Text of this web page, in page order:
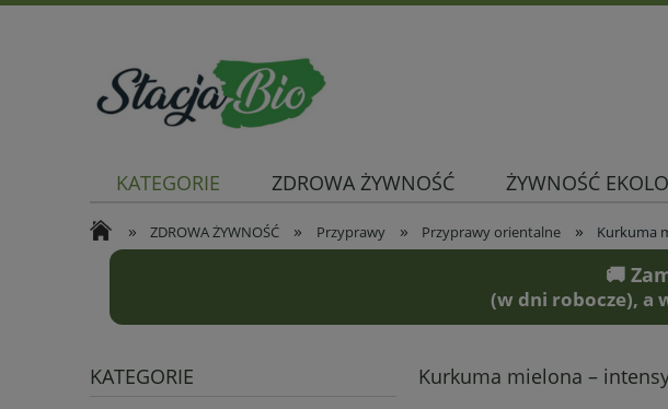
KATEGORIE ZDROWA ŻYWNOŚĆ ŻYWNOŚĆ
» ZDROWA ŻYWNOŚĆ » Przyprawy » Przyprawy orientalne » Kurkuma
🚚
(w dni robocze), a
KATEGORIE Kurkuma mielona –